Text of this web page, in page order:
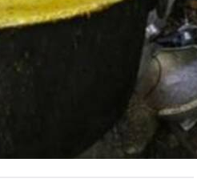
चला महिलाओं को पता
का अंदाजा इसी से
भनक तक नहीं लगती।
गाने सुन रही थी। बाद में जब